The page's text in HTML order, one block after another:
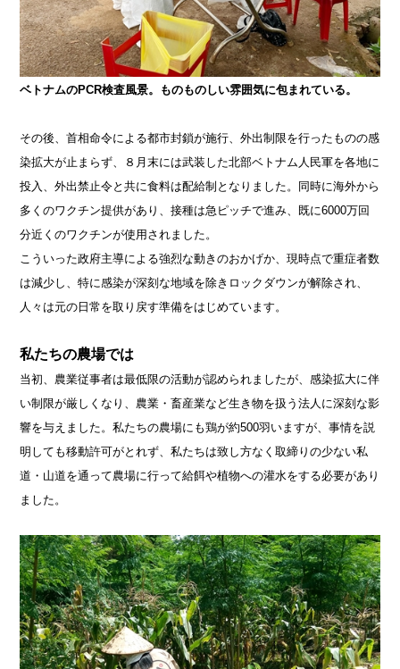
ベトナムのPCR検査風景。ものものしい雰囲気に包まれている。
その後、首相命令による都市封鎖が施行、外出制限を行ったものの感
染拡大が止まらず、８月末には武装した北部ベトナム人民軍を各地に
投入、外出禁止令と共に食料は配給制となりました。同時に海外から
多くのワクチン提供があり、接種は急ピッチで進み、既に6000万回
分近くのワクチンが使用されました。
こういった政府主導による強烈な動きのおかげか、現時点で重症者数
は減少し、特に感染が深刻な地域を除きロックダウンが解除され、
人々は元の日常を取り戻す準備をはじめています。
私たちの農場では
当初、農業従事者は最低限の活動が認められましたが、感染拡大に伴
い制限が厳しくなり、農業・畜産業など生き物を扱う法人に深刻な影
響を与えました。私たちの農場にも鶏が約500羽いますが、事情を説
明しても移動許可がとれず、私たちは致し方なく取締りの少ない私
道・山道を通って農場に行って給餌や植物への灌水をする必要があり
ました。